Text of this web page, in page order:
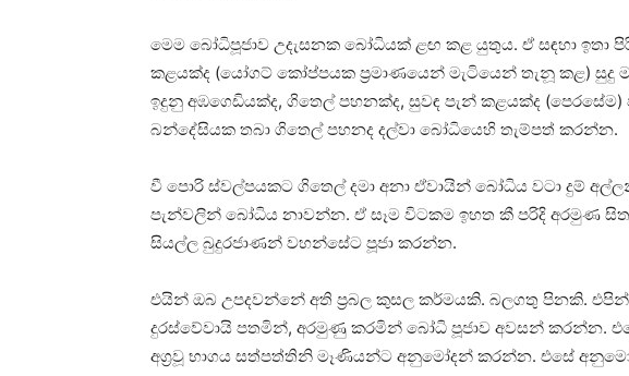
මෙම බෝධිපූජාව උදැසනක බෝධියක්‌ ළඟ කළ යුතුය. ඒ සඳහා ඉතා
කළයක්‌ද (යෝගට්‌ කෝප්පයක ප්‍රමාණයෙන් මැටියෙන් තැනූ කළ) සුදු
ඉදුනු අඹගෙඩියක්‌ද, ගිතෙල් පහනක්‌ද, සුවඳ පැන් කළයක්‌ද
බන්දේසියක තබා ගිතෙල් පහනද දල්වා බෝධියෙහි තැම්පත් කරන්න.
වී පොරි ස්‌වල්පයකට ගිතෙල් දමා අනා ඒවායින් බෝධිය වටා දුම්
පැන්වලින් බෝධිය නාවන්න. ඒ සෑම විටකම ඉහත කී පරිදි අරමුණ
සියල්ල බුදුරජාණන් වහන්සේට පූජා කරන්න.
එයින් ඔබ උපදවන්නේ අති ප්‍රබල කුසල කර්මයකි. බලගතු පිනකි.
දුරස්‌වේවායි පතමින්, අරමුණු කරමින් බෝධි පූජාව අවසන් කරන්න.
අග්‍රවූ භාගය සත්පත්තිනි මෑණියන්ට අනුමෝදන් කරන්න. එසේ